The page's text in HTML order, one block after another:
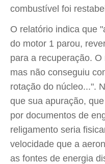
combustível foi
O relatório indica que
do motor 1 parou,
para a recuperação.
mas não conseguiu
rotação do núcleo...".
que sua apuração,
por documentos de
religamento seria
velocidade que a
as fontes de energia